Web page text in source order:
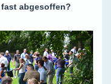
abgesoffen?